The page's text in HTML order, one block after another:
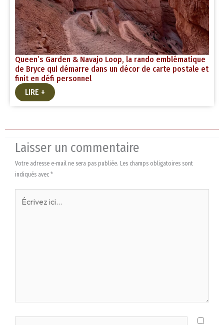
Queen’s Garden & Navajo Loop, la rando emblématique
de Bryce qui démarre dans un décor de carte postale et
finit en défi personnel
LIRE +
Laisser un commentaire
Votre adresse e-mail ne sera pas publiée. Les champs obligatoires sont
indiqués avec *
ici…